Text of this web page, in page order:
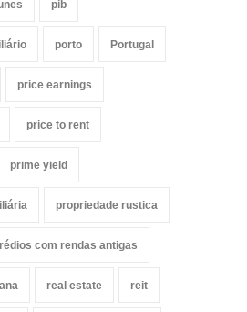
pib
porto Portugal
price earnings
price to rent
prime yield
propriedade rustica
com rendas antigas
real estate reit